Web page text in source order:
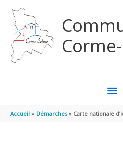
Accueil Démarches Carte nationale